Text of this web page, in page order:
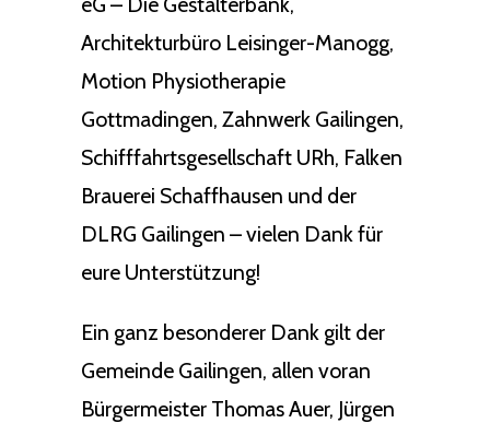
Architekturbüro Leisinger-Manogg,
Motion Physiotherapie
Gottmadingen, Zahnwerk Gailingen,
Schifffahrtsgesellschaft URh, Falken
Brauerei Schaffhausen und der
DLRG Gailingen – vielen Dank für
eure Unterstützung!
Ein ganz besonderer Dank gilt der
Gemeinde Gailingen, allen voran
Bürgermeister Thomas Auer, Jürgen